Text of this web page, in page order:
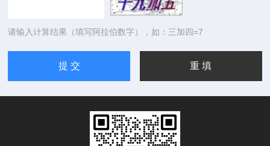
请输入计算结果（填写阿拉伯数字），如：三加四=7